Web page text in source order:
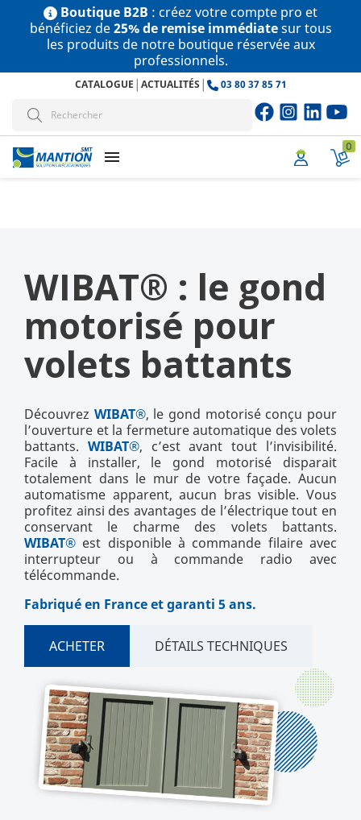
Boutique B2B : créez votre compte pro et
bénéficiez de25% de remise immédiatesur tous
les produits de notre boutique réservée aux
professionnels.
CATALOGUE | ACTUALITÉS | 03 80 37 85 71
menu
0
WIBAT® : le gond
motorisé pour
volets battants
Découvrez WIBAT®, le gond motorisé conçu pour
l’ouverture et la fermeture automatique des volets
battants. WIBAT®, c’est avant tout l’invisibilité.
Facile à installer, le gond motorisé disparait
totalement dans le mur de votre façade. Aucun
automatisme apparent, aucun bras visible. Vous
profitez ainsi des avantages de l’électrique tout en
conservant le charme des volets battants.
WIBAT® est disponible à commande filaire avec
interrupteur ou à commande radio avec
télécommande.
Fabriqué en France et garanti 5 ans.
ACHETER DÉTAILS TECHNIQUES